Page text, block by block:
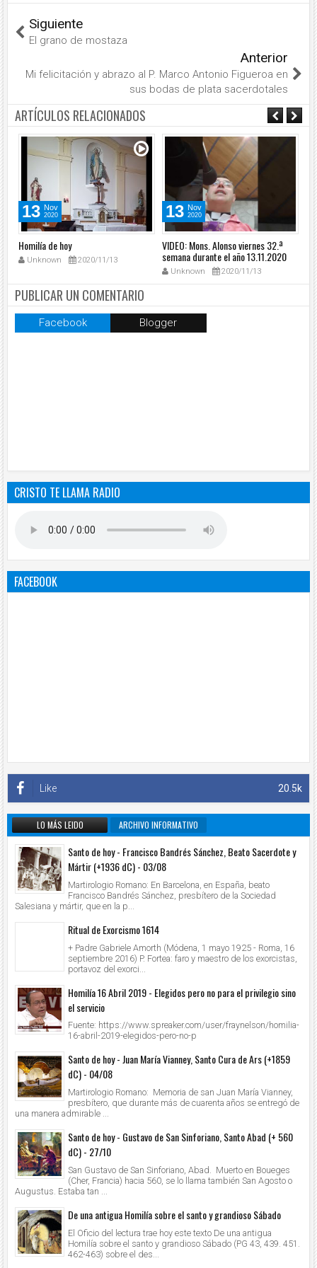
Siguiente
El grano de mostaza
Anterior
Mi felicitación y abrazo al P. Marco Antonio Figueroa en
sus bodas de plata sacerdotales
ARTÍCULOS RELACIONADOS
13 Nov
2020
Homilía de hoy
Unknown 2020/11/13
13 Nov
2020
VIDEO: Mons. Alonso viernes 32.ª
semana durante el año 13.11.2020
Unknown 2020/11/13
PUBLICAR UN COMENTARIO
Facebook Blogger
CRISTO TE LLAMA RADIO
FACEBOOK
20.5k
Like
LO MÁS LEIDO ARCHIVO INFORMATIVO
Santo de hoy - Francisco Bandrés Sánchez, Beato Sacerdote y
Mártir (+1936 dC) - 03/08
Martirologio Romano: En Barcelona, en España, beato
Francisco Bandrés Sánchez, presbítero de la Sociedad
Salesiana y mártir, que en la p...
Ritual de Exorcismo 1614
+ Padre Gabriele Amorth (Módena, 1 mayo 1925 - Roma, 16
septiembre 2016) P. Fortea: faro y maestro de los exorcistas,
portavoz del exorci...
Homilía 16 Abril 2019 - Elegidos pero no para el privilegio sino
el servicio
Fuente: https://www.spreaker.com/user/fraynelson/homilia-
16-abril-2019-elegidos-pero-no-p
Santo de hoy - Juan María Vianney, Santo Cura de Ars (+1859
dC) - 04/08
Martirologio Romano: Memoria de san Juan María Vianney,
presbítero, que durante más de cuarenta años se entregó de
una manera admirable ...
Santo de hoy - Gustavo de San Sinforiano, Santo Abad (+ 560
dC) - 27/10
San Gustavo de San Sinforiano, Abad. Muerto en Boueges
(Cher, Francia) hacia 560, se lo llama también San Agosto o
Augustus. Estaba tan ...
De una antigua Homilía sobre el santo y grandioso Sábado
El Oficio del lectura trae hoy este texto De una antigua
Homilía sobre el santo y grandioso Sábado (PG 43, 439. 451.
462-463) sobre el des...